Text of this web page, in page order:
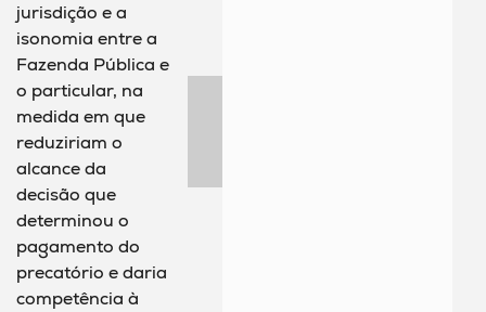
jurisdição e a
isonomia entre a
Fazenda Pública e
o particular, na
medida em que
reduziriam o
alcance da
decisão que
determinou o
pagamento do
precatório e daria
competência à